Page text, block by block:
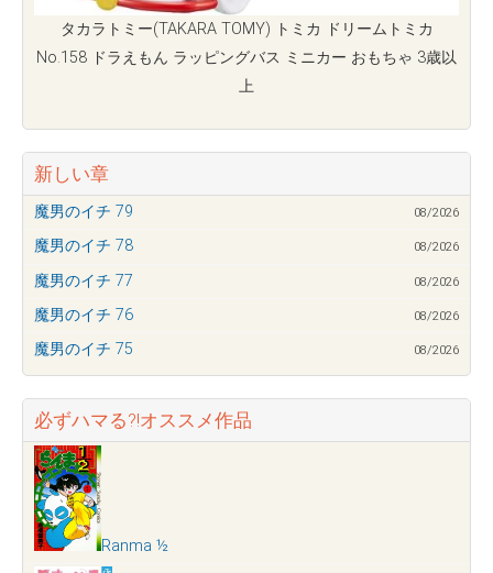
タカラトミー(TAKARA TOMY) トミカ ドリームトミカ
No.158 ドラえもん ラッピングバス ミニカー おもちゃ 3歳以
上
新しい章
魔男のイチ 79 08/2026
魔男のイチ 78 08/2026
魔男のイチ 77 08/2026
魔男のイチ 76 08/2026
魔男のイチ 75 08/2026
必ずハマる?!オススメ作品
Ranma ½